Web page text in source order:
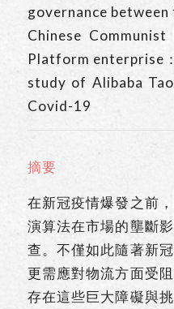
governance between
Chinese
Platform enterprise
study of Alibaba
Covid-19
摘要
在新冠疫情爆發之前
演算法在市場的壟斷
查。不僅如此隨著新
更需應對物流方面受
存在這些巨大障礙與